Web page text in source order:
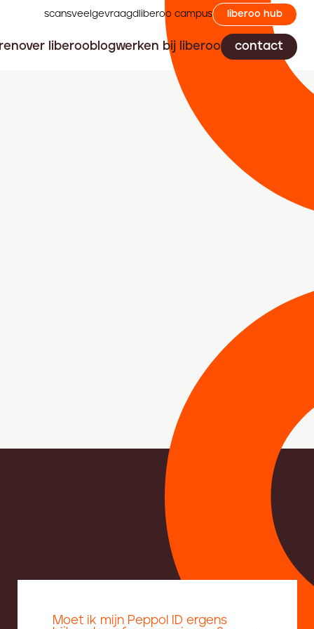
scansveelgevraagd liberoo campus liberoo hub
over liberoo blogwerken bij liberoo contact
Moet ik mijn Peppol ID ergens